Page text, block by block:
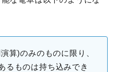
算)のみのものに限り、
るものは持ち込みでき